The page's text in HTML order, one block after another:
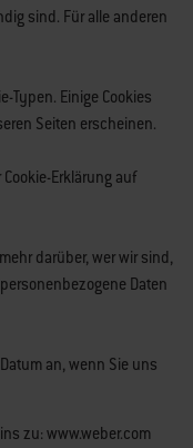
sind. Für alle anderen
Typen. Einige Cookies
Seiten erscheinen.
Erklärung auf
darüber, wer wir sind,
Daten
an, wenn Sie uns
zu: www.weber.com